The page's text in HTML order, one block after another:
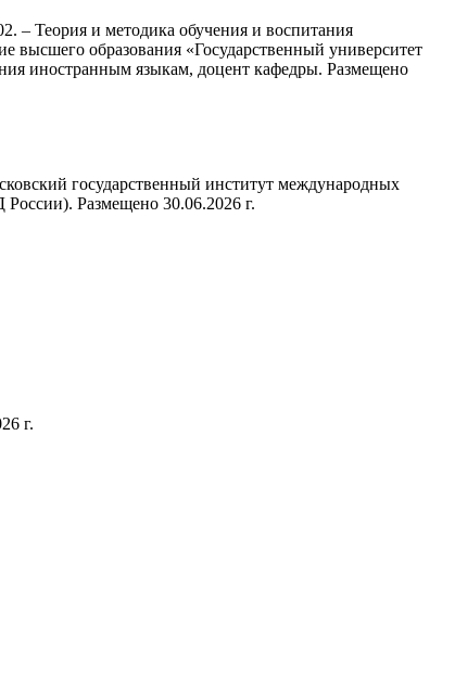
– Теория и методика обучения и воспитания
высшего образования «Государственный университет
иностранным языкам, доцент кафедры. Размещено
государственный институт международных
Размещено 30.06.2026 г.
г.